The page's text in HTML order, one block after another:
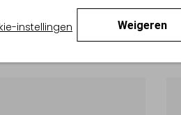
instellingen Weigeren
€ 69,99